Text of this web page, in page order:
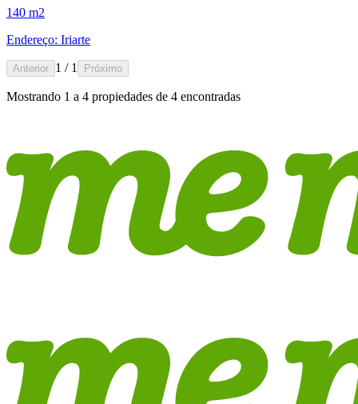
140 m2
Endereço: Iriarte
Anterior 1 / 1 Próximo
Mostrando 1 a 4 propiedades de 4 encontradas